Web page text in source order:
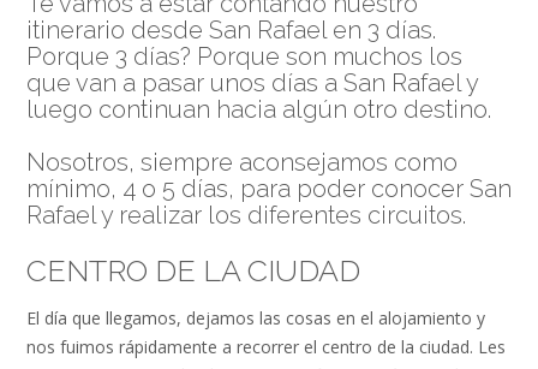
itinerario desde San Rafael en 3 días.
Porque 3 días? Porque son muchos los
que van a pasar unos días a San Rafael y
luego continuan hacia algún otro destino.
Nosotros, siempre aconsejamos como
mínimo, 4 o 5 días, para poder conocer San
Rafael y realizar los diferentes circuitos.
CENTRO DE LA CIUDAD
El día que llegamos, dejamos las cosas en el alojamiento y
nos fuimos rápidamente a recorrer el centro de la ciudad. Les